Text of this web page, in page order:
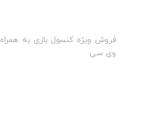
فروش ویژه کنسول بازی به همراه
وی سی